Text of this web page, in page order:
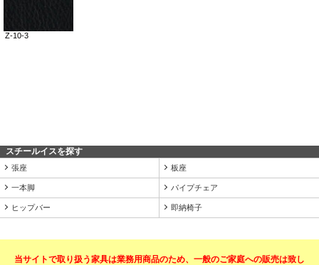
スチールイスを探す
張座 板座
一本脚 パイプチェア
ヒップバー 即納椅子
当サイトで取り扱う家具は業務用商品のため、一般のご家庭への販売は致し